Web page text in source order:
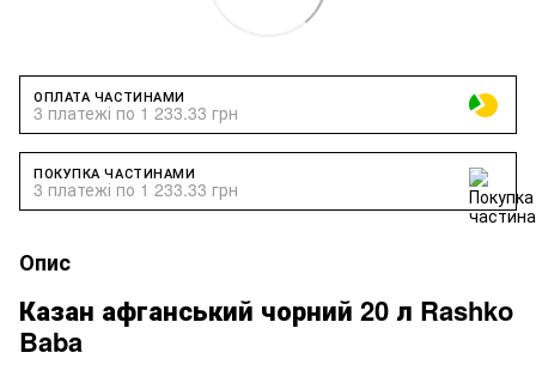
ОПЛАТА ЧАСТИНАМИ
3 платежі по 1 233.33 грн
ПОКУПКА ЧАСТИНАМИ
3 платежі по 1 233.33 грн
Опис
Казан афганський чорний 20 л Rashko
Baba